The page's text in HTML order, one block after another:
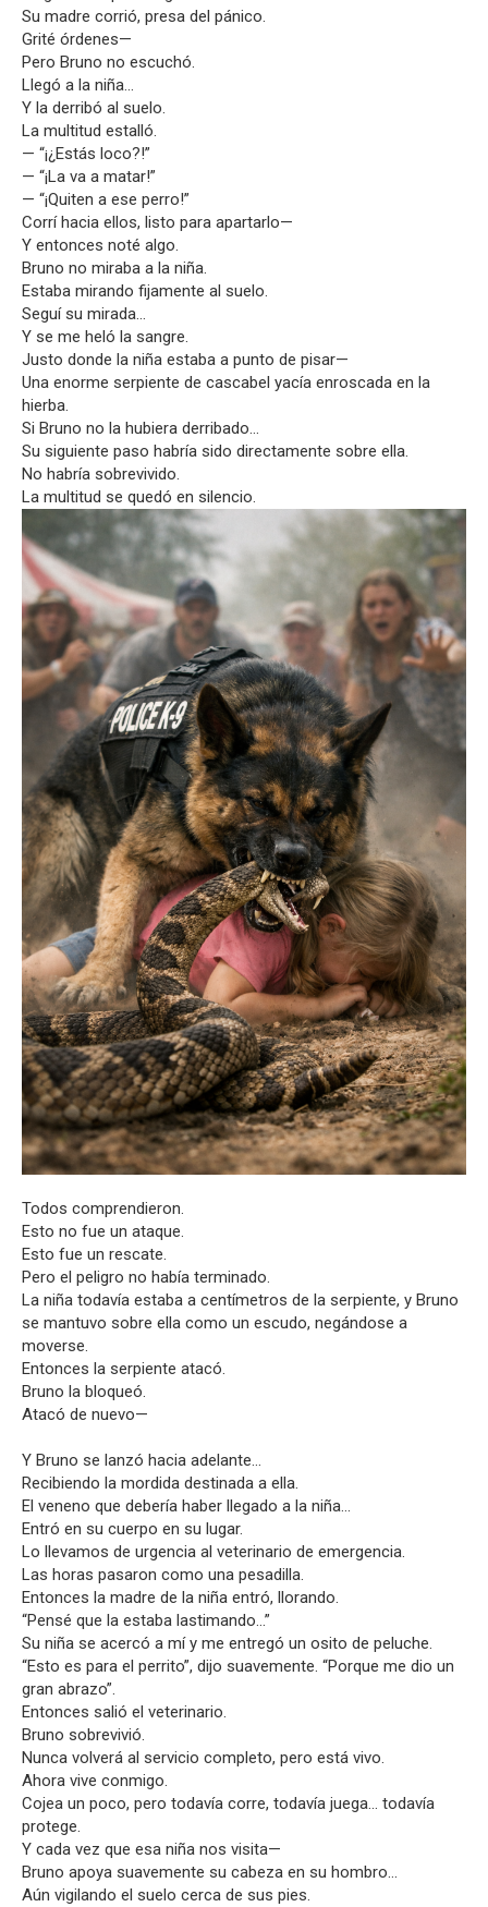
Su madre corrió, presa del pánico.
Grité órdenes—
Pero Bruno no escuchó.
Llegó a la niña…
Y la derribó al suelo.
La multitud estalló.
— “¡¿Estás loco?!”
— “¡La va a matar!”
— “¡Quiten a ese perro!”
Corrí hacia ellos, listo para apartarlo—
Y entonces noté algo.
Bruno no miraba a la niña.
Estaba mirando fijamente al suelo.
Seguí su mirada…
Y se me heló la sangre.
Justo donde la niña estaba a punto de pisar—
Una enorme serpiente de cascabel yacía enroscada en la
hierba.
Si Bruno no la hubiera derribado…
Su siguiente paso habría sido directamente sobre ella.
No habría sobrevivido.
La multitud se quedó en silencio.
Todos comprendieron.
Esto no fue un ataque.
Esto fue un rescate.
Pero el peligro no había terminado.
La niña todavía estaba a centímetros de la serpiente, y Bruno
se mantuvo sobre ella como un escudo, negándose a
moverse.
Entonces la serpiente atacó.
Bruno la bloqueó.
Atacó de nuevo—
Y Bruno se lanzó hacia adelante…
Recibiendo la mordida destinada a ella.
El veneno que debería haber llegado a la niña…
Entró en su cuerpo en su lugar.
Lo llevamos de urgencia al veterinario de emergencia.
Las horas pasaron como una pesadilla.
Entonces la madre de la niña entró, llorando.
“Pensé que la estaba lastimando…”
Su niña se acercó a mí y me entregó un osito de peluche.
“Esto es para el perrito”, dijo suavemente. “Porque me dio un
gran abrazo”.
Entonces salió el veterinario.
Bruno sobrevivió.
Nunca volverá al servicio completo, pero está vivo.
Ahora vive conmigo.
Cojea un poco, pero todavía corre, todavía juega… todavía
protege.
Y cada vez que esa niña nos visita—
Bruno apoya suavemente su cabeza en su hombro…
Aún vigilando el suelo cerca de sus pies.